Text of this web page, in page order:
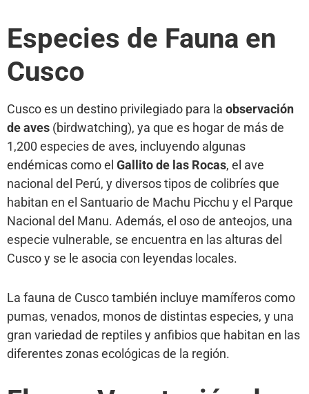
Especies de Fauna en
Cusco
Cusco es un destino privilegiado para la observación
de aves (birdwatching), ya que es hogar de más de
1,200 especies de aves, incluyendo algunas
endémicas como el Gallito de las Rocas, el ave
nacional del Perú, y diversos tipos de colibríes que
habitan en el Santuario de Machu Picchu y el Parque
Nacional del Manu. Además, el oso de anteojos, una
especie vulnerable, se encuentra en las alturas del
Cusco y se le asocia con leyendas locales.
La fauna de Cusco también incluye mamíferos como
pumas, venados, monos de distintas especies, y una
gran variedad de reptiles y anfibios que habitan en las
diferentes zonas ecológicas de la región.